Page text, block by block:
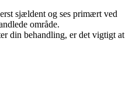
sjældent og ses primært ved
område.
din behandling, er det vigtigt at